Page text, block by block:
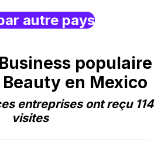
autre pays
populaire
en Mexico
entreprises ont reçu 114
visites